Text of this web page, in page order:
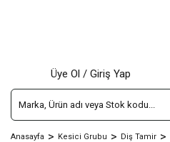
Üye Ol / Giriş Yap
Anasayfa Kesici Grubu Diş Tamir